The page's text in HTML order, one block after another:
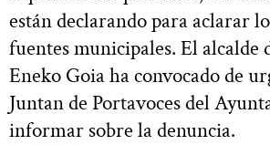
están declarando para aclarar
fuentes municipales. El alcalde
Eneko Goia ha convocado de
Juntan de Portavoces del
informar sobre la denuncia.